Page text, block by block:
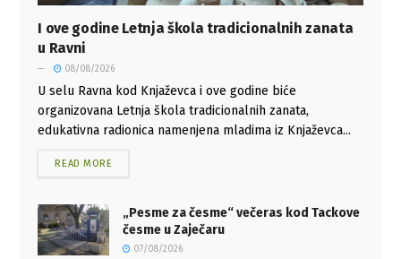
I ove godine Letnja škola tradicionalnih zanata
u Ravni
08/08/2026
U selu Ravna kod Knjaževca i ove godine biće
organizovana Letnja škola tradicionalnih zanata,
edukativna radionica namenjena mladima iz Knjaževca...
READ MORE
„Pesme za česme“ večeras kod Tackove
česme u Zaječaru
07/08/2026